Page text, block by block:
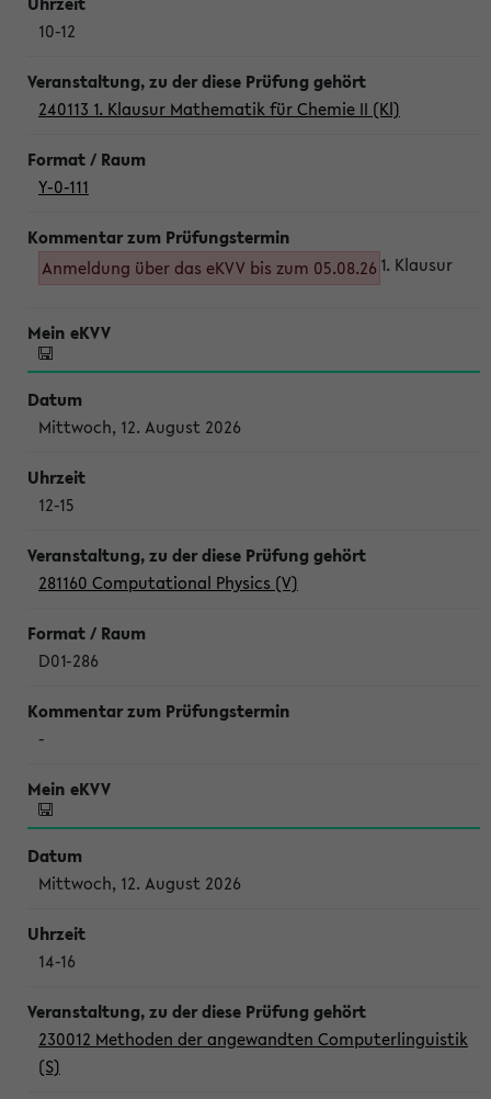
10-12
240113 1. Klausur Mathematik für Chemie II (Kl)
Y-0-111
Anmeldung über das eKVV bis zum 05.08.26 1. Klausur
Mittwoch, 12. August 2026
12-15
281160 Computational Physics (V)
D01-286
-
Mittwoch, 12. August 2026
14-16
230012 Methoden der angewandten Computerlinguistik
(S)